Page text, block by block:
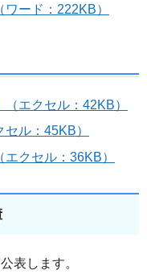
ード：222KB）
エクセル：42KB）
ル：45KB）
クセル：36KB）
表します。